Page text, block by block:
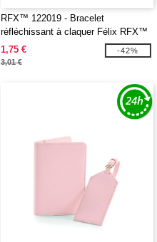
RFX™ 122019 - Bracelet
réfléchissant à claquer Félix RFX™
1,75 €
3,01 €
-42%